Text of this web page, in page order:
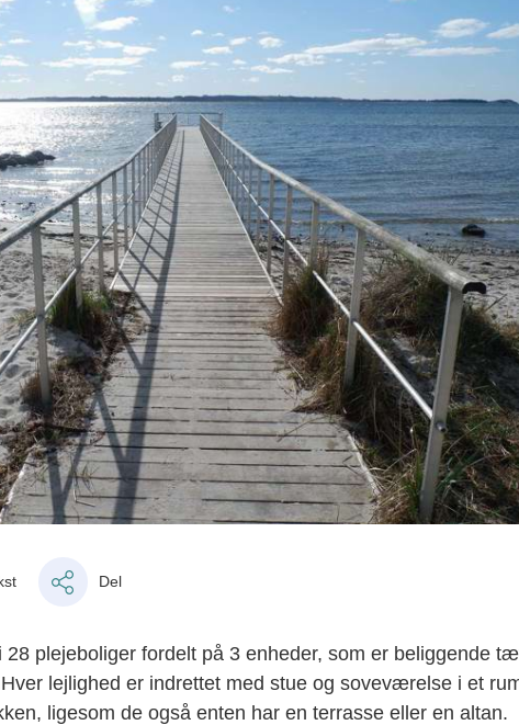
Del
plejeboliger fordelt på 3 enheder, som er beliggende
lejlighed er indrettet med stue og soveværelse i et
ligesom de også enten har en terrasse eller en altan.